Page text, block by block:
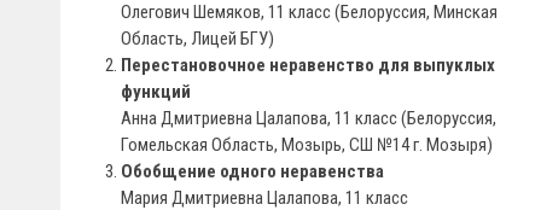
Олегович Шемяков, 11 класс (Белоруссия, Минская
Область, Лицей БГУ)
Перестановочное неравенство для выпуклых
функций
Анна Дмитриевна Цалапова, 11 класс (Белоруссия,
Гомельская Область, Мозырь, СШ №14 г. Мозыря)
Обобщение одного неравенства
Мария Дмитриевна Цалапова, 11 класс